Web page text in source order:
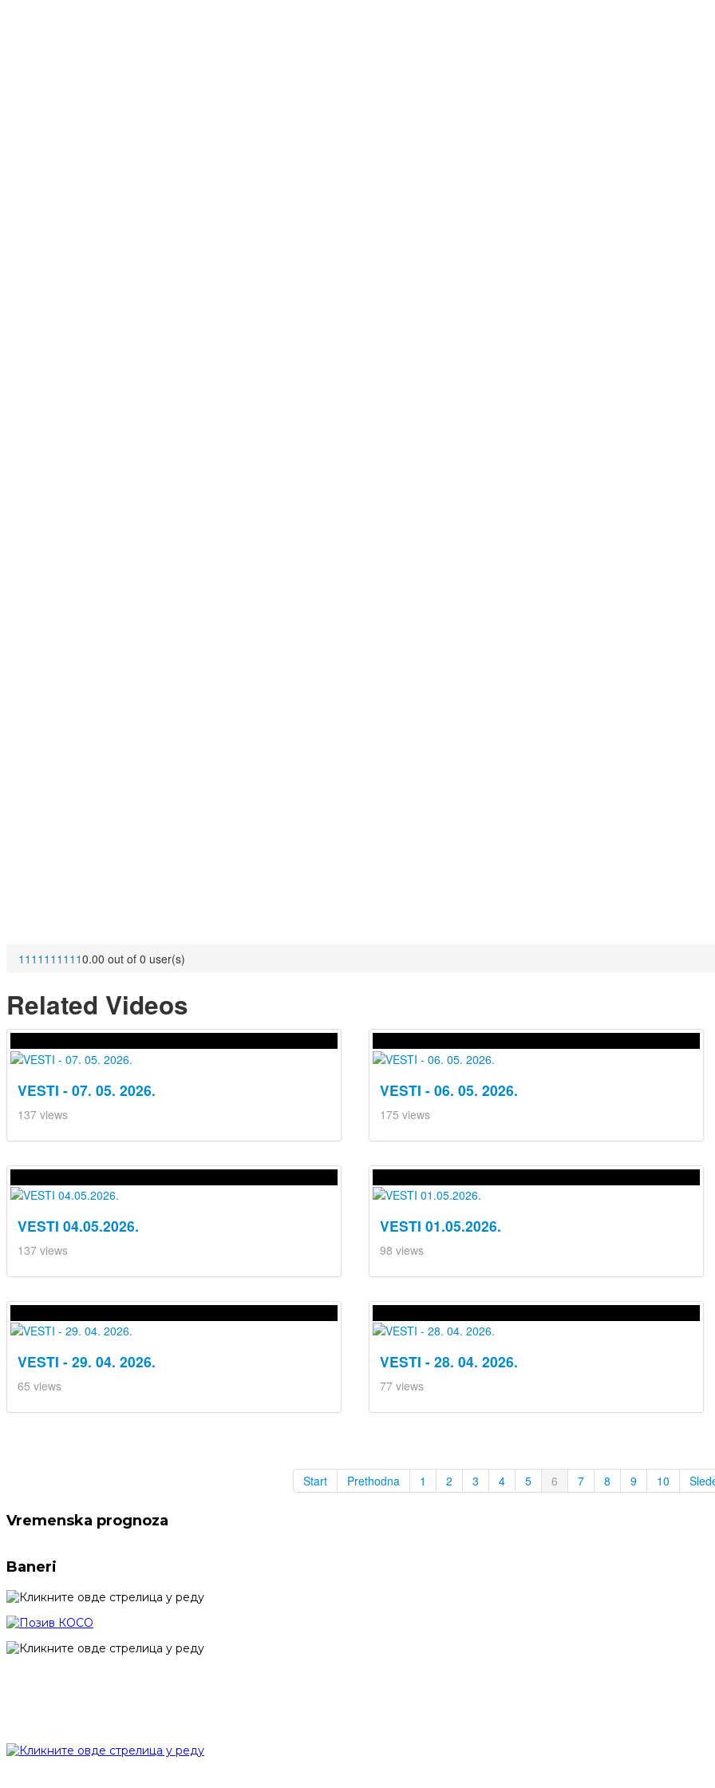
1 1 1 1 1 1 1 1 1 10.00 out of 0 user(s)
Related Videos
VESTI - 07. 05. 2026.
137 views
VESTI - 06. 05. 2026.
175 views
VESTI 04.05.2026.
137 views
VESTI 01.05.2026.
98 views
VESTI - 29. 04. 2026.
65 views
VESTI - 28. 04. 2026.
77 views
Start Prethodna 1 2 3 4 5 6 7 8 9 10
Vremenska prognoza
Baneri